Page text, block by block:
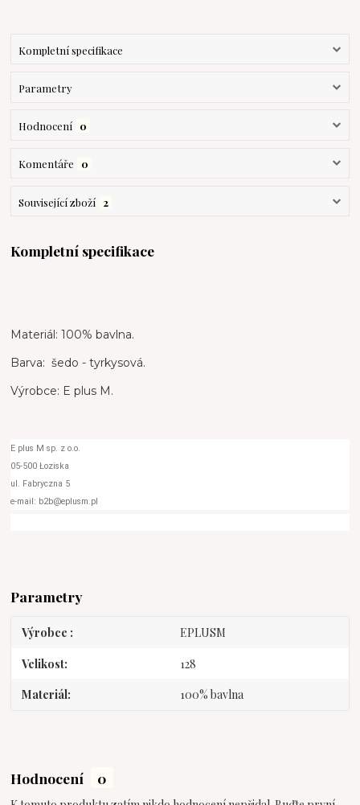
Kompletní specifikace
Parametry
Hodnocení 0
Komentáře 0
Související zboží 2
Kompletní specifikace
Materiál: 100% bavlna.
Barva: šedo - tyrkysová.
Výrobce: E plus M.
E plus M sp. z o.o.
05-500 Łoziska
ul. Fabryczna 5
e-mail: b2b@eplusm.pl
Parametry
Výrobce EPLUSM
Velikost 128
Materiál 100% bavlna
Hodnocení 0